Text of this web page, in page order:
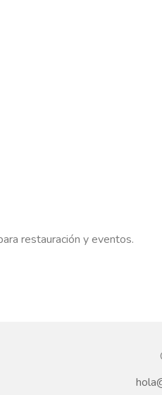
restauración y eventos.